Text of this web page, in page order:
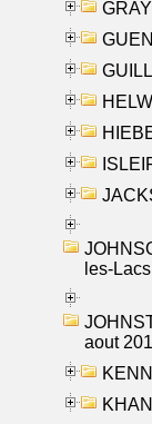
les-
aout